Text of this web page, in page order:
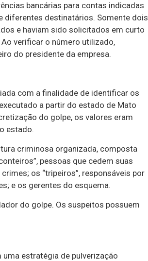
bancárias para contas indicadas
diferentes destinatários. Somente dois
e haviam sido solicitados em curto
verificar o número utilizado,
do presidente da empresa.
com a finalidade de identificar os
a partir do estado de Mato
do golpe, os valores eram
estado.
criminosa organizada, composta
pessoas que cedem suas
os “tripeiros”, responsáveis por
e os gerentes do esquema.
do golpe. Os suspeitos possuem
estratégia de pulverização